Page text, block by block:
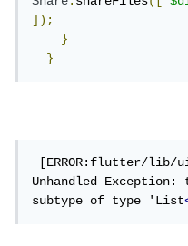
import 'dart:io';
]);
}
}
[ERROR:flutter/lib/ui/ui_dart_state.cc(209)]
Unhandled
subtype of type 'List